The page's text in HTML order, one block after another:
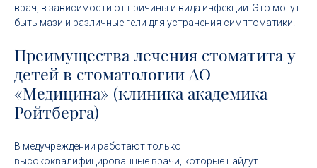
врач, в зависимости от причины и вида инфекции. Это могут
быть мази и различные гели для устранения симптоматики.
Преимущества лечения стоматита у
детей в стоматологии АО
«Медицина» (клиника академика
Ройтберга)
В медучреждении работают только
высококвалифицированные врачи, которые найдут